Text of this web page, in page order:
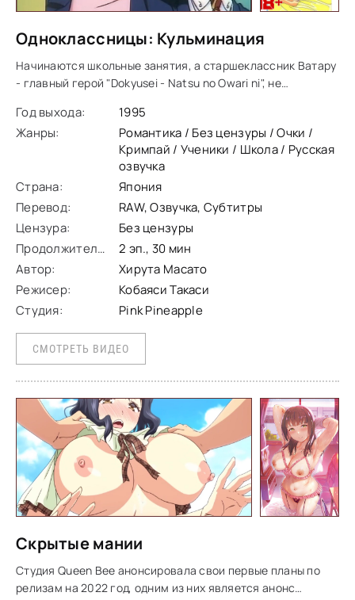
Одноклассницы: Кульминация
Начинаются школьные занятия, а старшеклассник Ватару
- главный герой "Dokyusei - Natsu no Owari ni", не
Придется ли ему выбрать одну из них?
Год выхода:
1995
Жанры:
Романтика / Без цензуры / Очки /
Кримпай / Ученики / Школа / Русская
озвучка
Страна:
Япония
Перевод:
RAW, Озвучка, Субтитры
Цензура:
Без цензуры
Продолжительность:
2 эп., 30 мин
Автор:
Хирута Масато
Режисер:
Кобаяси Такаси
Студия:
Pink Pineapple
СМОТРЕТЬ ВИДЕО
Скрытые мании
Студия Queen Bee анонсировала свои первые планы по
релизам на 2022 год, одним из них является анонс